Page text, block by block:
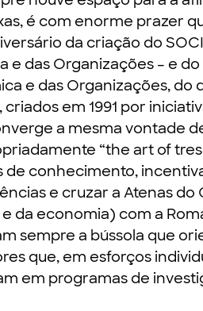
é com enorme prazer
da criação do
e das Organizações – e
e das Organizações, do
em 1991 por
a mesma vontade
“the art of
de conhecimento,
e cruzar a Atenas do
da economia) com a
sempre a bússola que
que, em esforços
em programas de